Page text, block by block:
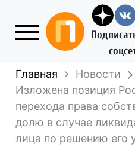
Главная Новости
Изложена позиция
перехода права
долю в случае
лица по решению его